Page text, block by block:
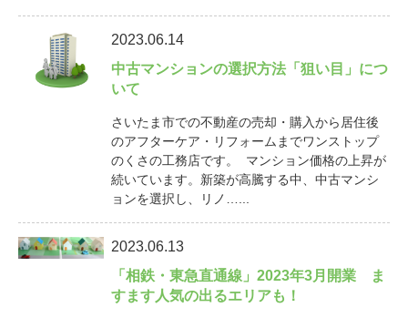
2023.06.14
中古マンションの選択方法「狙い目」につ
いて
さいたま市での不動産の売却・購入から居住後
のアフターケア・リフォームまでワンストップ
のくさの工務店です。 マンション価格の上昇が
続いています。新築が高騰する中、中古マンシ
ョンを選択し、リノ…...
2023.06.13
「相鉄・東急直通線」2023年3月開業 ま
すます人気の出るエリアも！